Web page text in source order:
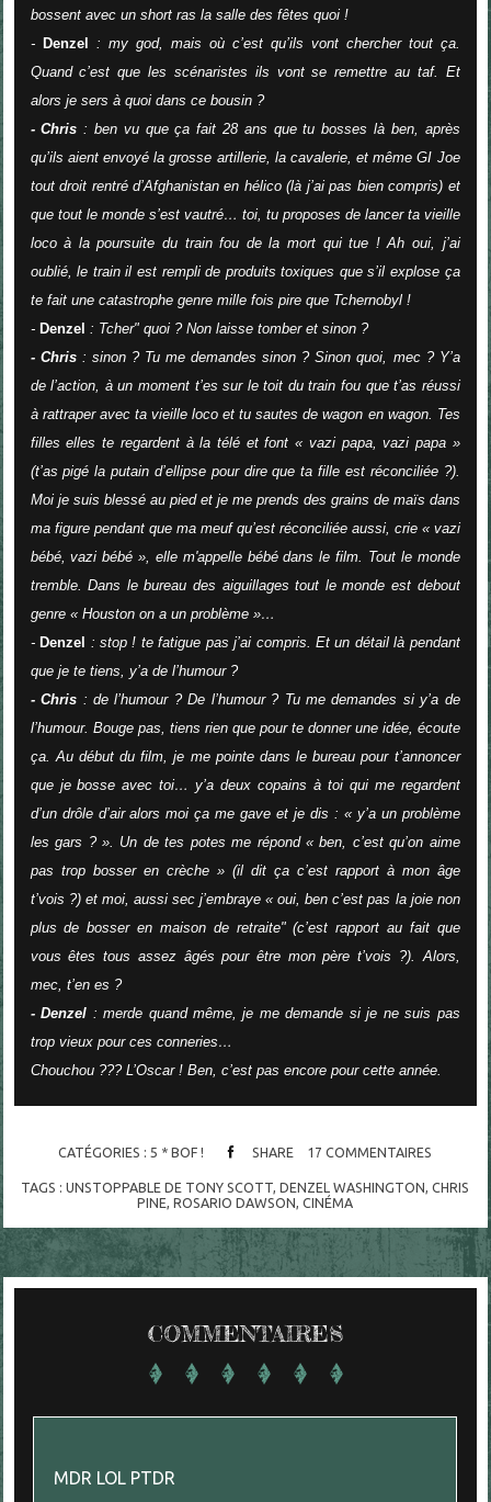
bossent avec un short ras la salle des fêtes quoi !
- Denzel
: my god, mais où c’est qu’ils vont chercher tout ça.
Quand c’est que les scénaristes ils vont se remettre au taf. Et
alors je sers à quoi dans ce bousin ?
- Chris : ben vu que ça fait 28 ans que tu bosses là ben, après
qu’ils aient envoyé la grosse artillerie, la cavalerie, et même GI Joe
tout droit rentré d’Afghanistan en hélico (là j’ai pas bien compris) et
que tout le monde s’est vautré… toi, tu proposes de lancer ta vieille
loco à la poursuite du train fou de la mort qui tue ! Ah oui, j’ai
oublié, le train il est rempli de produits toxiques que s’il explose ça
te fait une catastrophe genre mille fois pire que Tchernobyl !
- Denzel : Tcher" quoi ? Non laisse tomber et sinon ?
- Chris: sinon ? Tu me demandes sinon ? Sinon quoi, mec ? Y’a
de l’action, à un moment t’es sur le toit du train fou que t’as réussi
à rattraper avec ta vieille loco et tu sautes de wagon en wagon. Tes
filles elles te regardent à la télé et font « vazi papa, vazi papa »
(t’as pigé la putain d’ellipse pour dire que ta fille est réconciliée ?).
Moi je suis blessé au pied et je me prends des grains de maïs dans
ma figure pendant que ma meuf qu’est réconciliée aussi, crie « vazi
bébé, vazi bébé », elle m'appelle bébé dans le film. Tout le monde
tremble. Dans le bureau des aiguillages tout le monde est debout
genre « Houston on a un problème »…
- Denzel : stop ! te fatigue pas j’ai compris. Et un détail là pendant
que je te tiens, y’a de l’humour ?
- Chris : de l’humour ? De l’humour ? Tu me demandes si y’a de
l’humour. Bouge pas, tiens rien que pour te donner une idée, écoute
ça. Au début du film, je me pointe dans le bureau pour t’annoncer
que je bosse avec toi… y’a deux copains à toi qui me regardent
d’un drôle d’air alors moi ça me gave et je dis : « y’a un problème
les gars ? ». Un de tes potes me répond « ben, c’est qu’on aime
pas trop bosser en crèche » (il dit ça c’est rapport à mon âge
t’vois ?) et moi, aussi sec j’embraye « oui, ben c’est pas la joie non
plus de bosser en maison de retraite" (c’est rapport au fait que
vous êtes tous assez âgés pour être mon père t’vois ?). Alors,
mec, t’en es ?
- Denzel : merde quand même, je me demande si je ne suis pas
trop vieux pour ces conneries…
Chouchou ??? L’Oscar ! Ben, c’est pas encore pour cette année.
CATÉGORIES : 5 * BOF ! SHARE 17 COMMENTAIRES
TAGS :UNSTOPPABLE DE TONY SCOTT,DENZEL WASHINGTON,CHRIS
PINE,ROSARIO DAWSON,CINÉMA
COMMENTAIRES
MDR LOL PTDR